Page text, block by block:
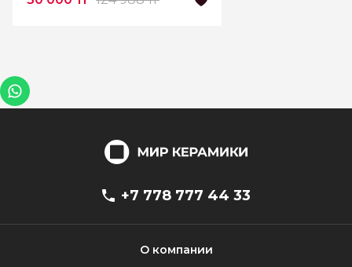
+7 778 777 44 33
О компании